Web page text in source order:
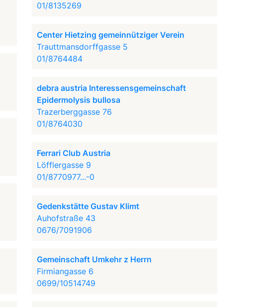
01/8135269
Center Hietzing gemeinnütziger Verein
Trauttmansdorffgasse 5
01/8764484
debra austria Interessensgemeinschaft
Epidermolysis bullosa
Trazerberggasse 76
01/8764030
Ferrari Club Austria
Löfflergasse 9
01/8770977...-0
Gedenkstätte Gustav Klimt
Auhofstraße 43
0676/7091906
Gemeinschaft Umkehr z Herrn
Firmiangasse 6
0699/10514749